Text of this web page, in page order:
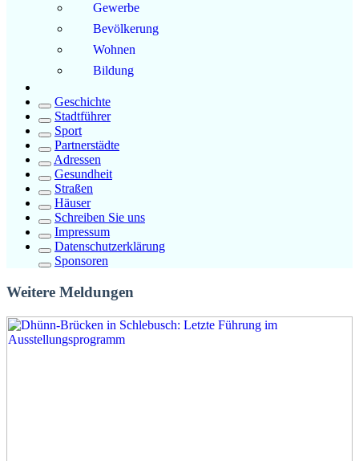
Gewerbe
Bevölkerung
Wohnen
Bildung
Geschichte
Stadtführer
Sport
Partnerstädte
Adressen
Gesundheit
Straßen
Häuser
Schreiben Sie uns
Impressum
Datenschutzerklärung
Sponsoren
Weitere Meldungen